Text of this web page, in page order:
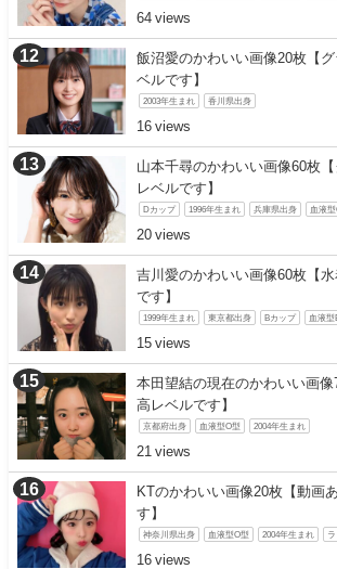
64
飯沼愛のかわいい画像20枚【
ベルです】
2003年生まれ 香川県出身
16
山本千尋のかわいい画像60枚
レベルです】
Dカップ 1996年生まれ 兵庫県出身 血液型
20
吉川愛のかわいい画像60枚【
です】
1999年生まれ 東京都出身 Bカップ 血液型
15
本田望結の現在のかわいい画
高レベルです】
京都府出身 血液型O型 2004年生まれ
21
KTのかわいい画像20枚【動画
す】
神奈川県出身 血液型O型 2004年生まれ
16